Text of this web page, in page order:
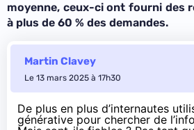
moyenne, ceux-ci ont fourni des
à plus de 60 % des demandes.
Martin Clavey
Le 13 mars 2025 à 17h30
De plus en plus d’internautes
générative pour chercher de